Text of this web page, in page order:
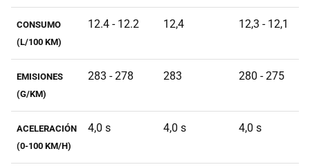
CONSUMO
(L/100 KM)
12.4 - 12.2 12,4 12,3 - 12,1
EMISIONES
(G/KM)
283 - 278 283 280 - 275
ACELERACIÓN
(0-100 KM/H)
4,0 s 4,0 s 4,0 s